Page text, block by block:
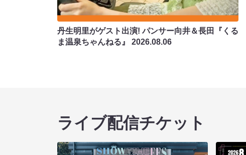
丹生明里がゲスト出演! パンサー向井＆長田『くる
ま温泉ちゃんねる』 2026.08.06
ライブ配信チケット